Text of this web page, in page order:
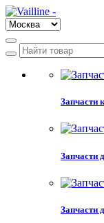
Запчасти
Запчасти
Запчасти